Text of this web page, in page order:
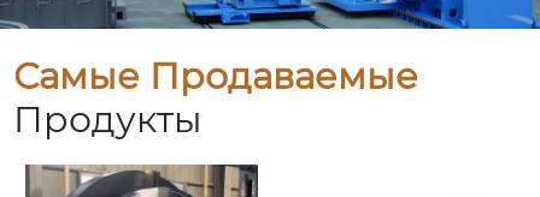
Самые Продаваемые
Продукты